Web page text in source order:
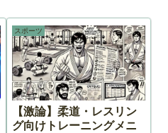
スポーツ
【激論】柔道・レスリン
グ向けトレーニングメニ